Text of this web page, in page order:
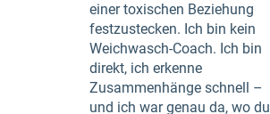
einer toxischen Beziehung
festzustecken. Ich bin kein
Weichwasch-Coach. Ich bin
direkt, ich erkenne
Zusammenhänge schnell –
und ich war genau da, wo du